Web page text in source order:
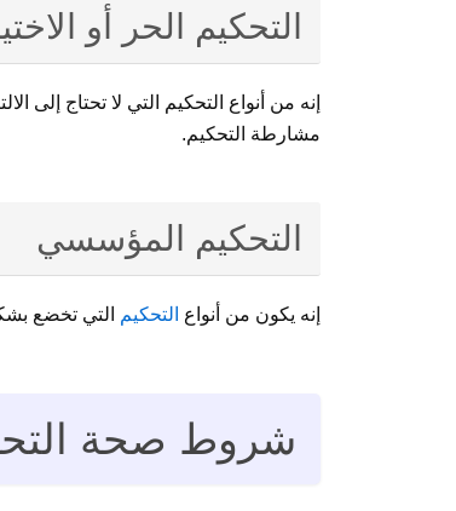
التحكيم الحر أو
إنه من أنواع التحكيم التي لا تحتاج
مشارطة التحكيم.
التحكيم المؤسسي
إنه يكون من أنواع التحكيم التي تخضع
شروط صحة التحكيم